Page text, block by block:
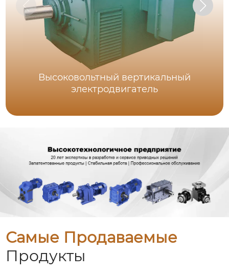
Высоковольтный вертикальный
электродвигатель
Самые Продаваемые
Продукты